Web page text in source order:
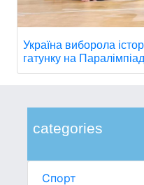
categories
Спорт
Україна виборола
гатунку на